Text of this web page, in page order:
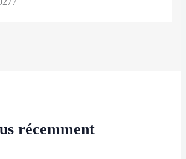
récemment